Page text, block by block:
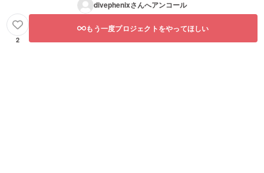
divephenixさんへアンコール
2
もう一度プロジェクトをやってほしい